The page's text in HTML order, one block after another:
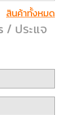
สินค้าทั้งหมด
/ ประแจ